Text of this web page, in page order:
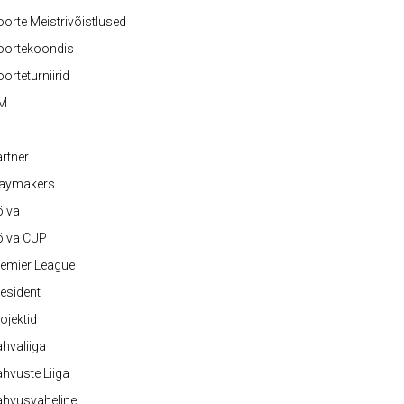
Meistrivõistlused
CUP
League
Liiga